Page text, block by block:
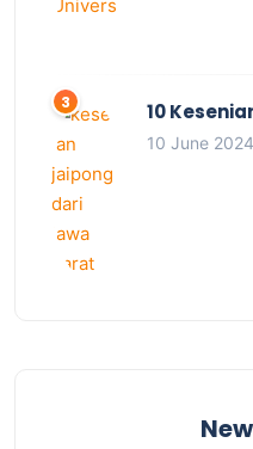
10
10 June 2024